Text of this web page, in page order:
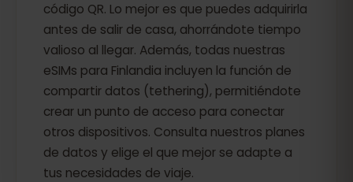
código QR. Lo mejor es que puedes adquirirla
antes de salir de casa, ahorrándote tiempo
valioso al llegar. Además, todas nuestras
eSIMs para Finlandia incluyen la función de
compartir datos (tethering), permitiéndote
crear un punto de acceso para conectar
otros dispositivos. Consulta nuestros planes
de datos y elige el que mejor se adapte a
tus necesidades de viaje.